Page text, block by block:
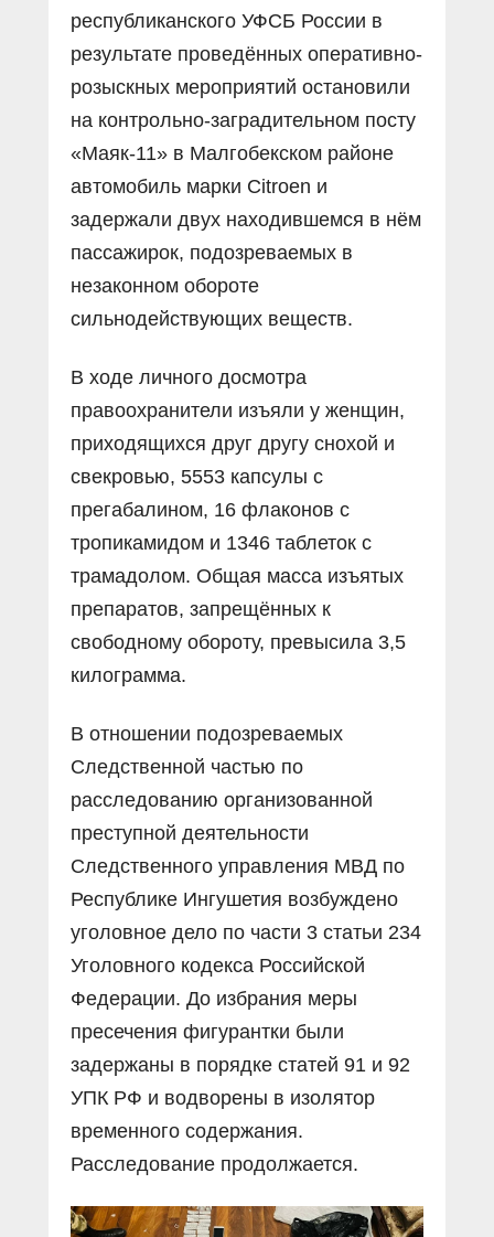
республиканского УФСБ России в
результате проведённых оперативно-
розыскных мероприятий остановили
на контрольно-заградительном посту
«Маяк-11» в Малгобекском районе
автомобиль марки Citroen и
задержали двух находившемся в нём
пассажирок, подозреваемых в
незаконном обороте
сильнодействующих веществ.
В ходе личного досмотра
правоохранители изъяли у женщин,
приходящихся друг другу снохой и
свекровью, 5553 капсулы с
прегабалином, 16 флаконов с
тропикамидом и 1346 таблеток с
трамадолом. Общая масса изъятых
препаратов, запрещённых к
свободному обороту, превысила 3,5
килограмма.
В отношении подозреваемых
Следственной частью по
расследованию организованной
преступной деятельности
Следственного управления МВД по
Республике Ингушетия возбуждено
уголовное дело по части 3 статьи 234
Уголовного кодекса Российской
Федерации. До избрания меры
пресечения фигурантки были
задержаны в порядке статей 91 и 92
УПК РФ и водворены в изолятор
временного содержания.
Расследование продолжается.